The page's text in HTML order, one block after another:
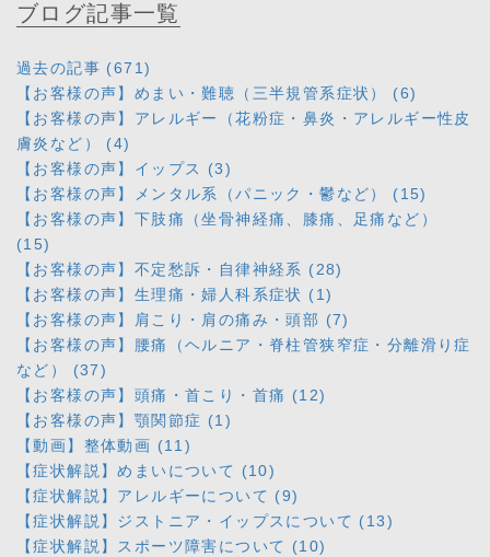
ブログ記事一覧
過去の記事 (671)
【お客様の声】めまい・難聴（三半規管系症状） (6)
【お客様の声】アレルギー（花粉症・鼻炎・アレルギー性皮
膚炎など） (4)
【お客様の声】イップス (3)
【お客様の声】メンタル系（パニック・鬱など） (15)
【お客様の声】下肢痛（坐骨神経痛、膝痛、足痛など）
(15)
【お客様の声】不定愁訴・自律神経系 (28)
【お客様の声】生理痛・婦人科系症状 (1)
【お客様の声】肩こり・肩の痛み・頭部 (7)
【お客様の声】腰痛（ヘルニア・脊柱管狭窄症・分離滑り症
など） (37)
【お客様の声】頭痛・首こり・首痛 (12)
【お客様の声】顎関節症 (1)
【動画】整体動画 (11)
【症状解説】めまいについて (10)
【症状解説】アレルギーについて (9)
【症状解説】ジストニア・イップスについて (13)
【症状解説】スポーツ障害について (10)